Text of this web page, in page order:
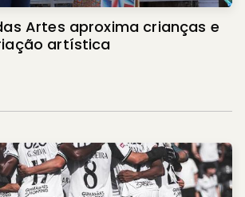
Artes aproxima crianças e
artística